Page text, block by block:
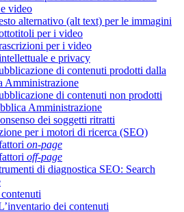
video
alternativo (alt text) per le immagini
per i video
per i video
e privacy
di contenuti prodotti dalla
Amministrazione
di contenuti non prodotti
Amministrazione
dei soggetti ritratti
per i motori di ricerca (SEO)
on-page
off-page
di diagnostica SEO: Search
dei contenuti